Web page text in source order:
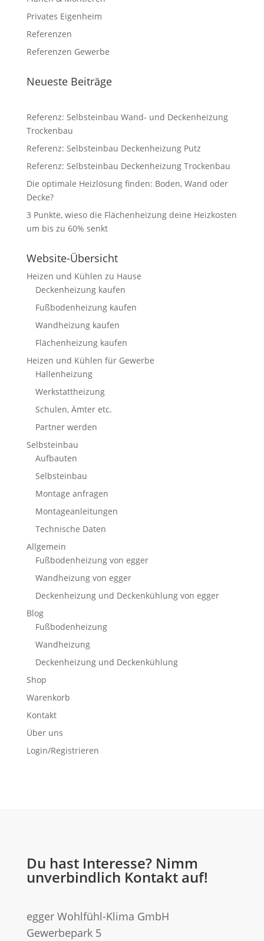
Privates Eigenheim
Referenzen
Referenzen Gewerbe
Neueste Beiträge
Referenz: Selbsteinbau Wand- und Deckenheizung
Trockenbau
Referenz: Selbsteinbau Deckenheizung Putz
Referenz: Selbsteinbau Deckenheizung Trockenbau
Die optimale Heizlösung finden: Boden, Wand oder
Decke?
3 Punkte, wieso die Flächenheizung deine Heizkosten
um bis zu 60% senkt
Website-Übersicht
Heizen und Kühlen zu Hause
Deckenheizung kaufen
Fußbodenheizung kaufen
Wandheizung kaufen
Flächenheizung kaufen
Heizen und Kühlen für Gewerbe
Hallenheizung
Werkstattheizung
Schulen, Ämter etc.
Partner werden
Selbsteinbau
Aufbauten
Selbsteinbau
Montage anfragen
Montageanleitungen
Technische Daten
Allgemein
Fußbodenheizung von egger
Wandheizung von egger
Deckenheizung und Deckenkühlung von egger
Blog
Fußbodenheizung
Wandheizung
Deckenheizung und Deckenkühlung
Shop
Warenkorb
Kontakt
Über uns
Login/Registrieren
Du hast Interesse? Nimm
unverbindlich Kontakt auf!
egger Wohlfühl-Klima GmbH
Gewerbepark 5